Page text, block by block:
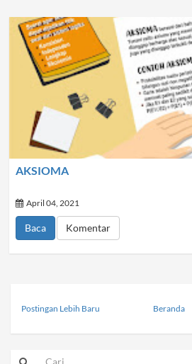
AKSIOMA
April 04, 2021
Baca Komentar
Postingan Lebih Baru Beranda